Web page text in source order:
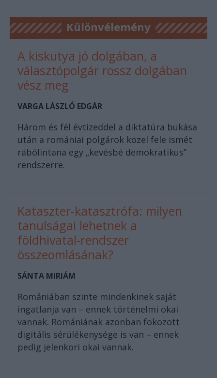
Különvélemény
A kiskutya jó dolgában, a
választópolgár rossz dolgában
vész meg
VARGA LÁSZLÓ EDGÁR
Három és fél évtizeddel a diktatúra bukása
után a romániai polgárok közel fele ismét
rábólintana egy „kevésbé demokratikus”
rendszerre.
Kataszter-katasztrófa: milyen
tanulságai lehetnek a
földhivatal-rendszer
összeomlásának?
SÁNTA MIRIÁM
Romániában szinte mindenkinek saját
ingatlanja van – ennek történelmi okai
vannak. Romániának azonban fokozott
digitális sérülékenysége is van – ennek
pedig jelenkori okai vannak.